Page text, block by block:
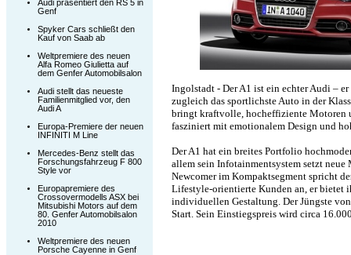
Audi präsentiert den RS 5 in
Genf
Spyker Cars schließt den
Kauf von Saab ab
Weltpremiere des neuen
Alfa Romeo Giulietta auf
dem Genfer Automobilsalon
Audi stellt das neueste
Familienmitglied vor, den
Audi A
Europa-Premiere der neuen
INFINITI M Line
Mercedes-Benz stellt das
Forschungsfahrzeug F 800
Style vor
Europapremiere des
Crossovermodells ASX bei
Mitsubishi Motors auf dem
80. Genfer Automobilsalon
2010
Weltpremiere des neuen
Porsche Cayenne in Genf
Ingolstadt - Der A1 ist ein echter Audi –
zugleich das sportlichste Auto in der
bringt kraftvolle, hocheffiziente Motoren
fasziniert mit emotionalem Design und
Der A1 hat ein breites Portfolio
allem sein Infotainmentsystem setzt neue
Newcomer im Kompaktsegment spricht
Lifestyle-orientierte Kunden an, er bietet
individuellen Gestaltung. Der Jüngste
Start. Sein Einstiegspreis wird circa